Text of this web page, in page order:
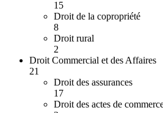
15
Droit de la copropriété
8
Droit rural
2
Droit Commercial et des Affaires
21
Droit des assurances
17
Droit des actes de